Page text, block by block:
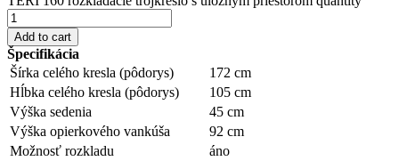
Add to cart
Špecifikácia
Šírka celého kresla (pôdorys)
172 cm
Hĺbka celého kresla (pôdorys)
105 cm
Výška sedenia
45 cm
Výška opierkového vankúša
92 cm
Možnosť rozkladu
áno